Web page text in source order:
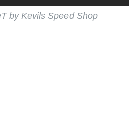
ね。
このKelvis Speed Shopは、イギ
by Kevils Speed Shop